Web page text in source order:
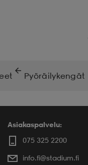
Pyöräilykengät
Asiakaspalvelu:
075 325 2200
info.fi@stadium.fi